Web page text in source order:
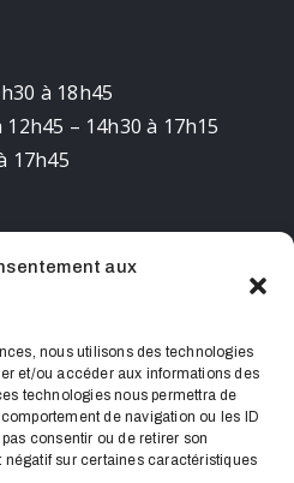
aux
nous utilisons des technologies
et/ou accéder aux informations des
technologies nous permettra de
de navigation ou les ID
consentir ou de retirer son
sur certaines caractéristiques
à 18h45
12h45 – 14h30 à 17h15
17h45